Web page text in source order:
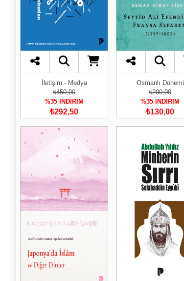
İletişim - Medya
₺450,00
%35 İNDİRİM
₺292,50
Osmanlı Dönemi
₺200,00
%35 İNDİRİM
₺130,00